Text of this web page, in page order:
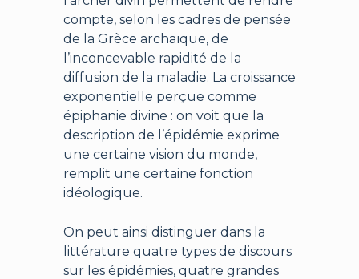
compte, selon les cadres de pensée
de la Grèce archaïque, de
l’inconcevable rapidité de la
diffusion de la maladie. La croissance
exponentielle perçue comme
épiphanie divine : on voit que la
description de l’épidémie exprime
une certaine vision du monde,
remplit une certaine fonction
idéologique.
On peut ainsi distinguer dans la
littérature quatre types de discours
sur les épidémies, quatre grandes